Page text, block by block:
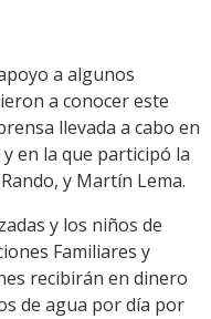
a algunos
a conocer este
llevada a cabo en
en la que participó la
y Martín Lema.
y los niños de
Familiares y
recibirán en dinero
de agua por día por